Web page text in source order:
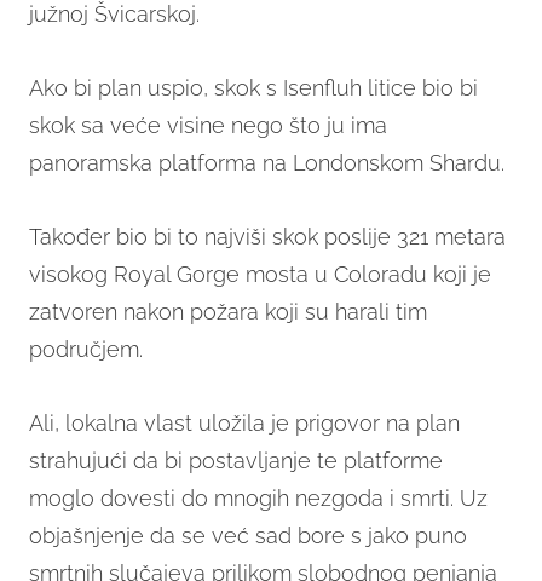
južnoj Švicarskoj.
Ako bi plan uspio, skok s Isenfluh litice bio bi
skok sa veće visine nego što ju ima
panoramska platforma na Londonskom Shardu.
Također bio bi to najviši skok poslije 321 metara
visokog Royal Gorge mosta u Coloradu koji je
zatvoren nakon požara koji su harali tim
područjem.
Ali, lokalna vlast uložila je prigovor na plan
strahujući da bi postavljanje te platforme
moglo dovesti do mnogih nezgoda i smrti. Uz
objašnjenje da se već sad bore s jako puno
smrtnih slučajeva prilikom slobodnog penjanja